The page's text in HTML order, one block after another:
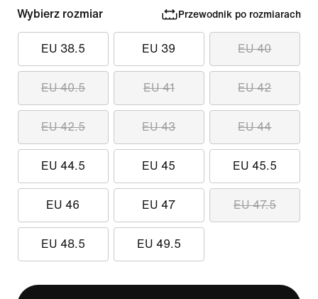
Wybierz rozmiar Przewodnik po rozmiarach
EU 38.5 EU 39 EU 40
EU 40.5 EU 41 EU 42
EU 42.5 EU 43 EU 44
EU 44.5 EU 45 EU 45.5
EU 46 EU 47 EU 47.5
EU 48.5 EU 49.5